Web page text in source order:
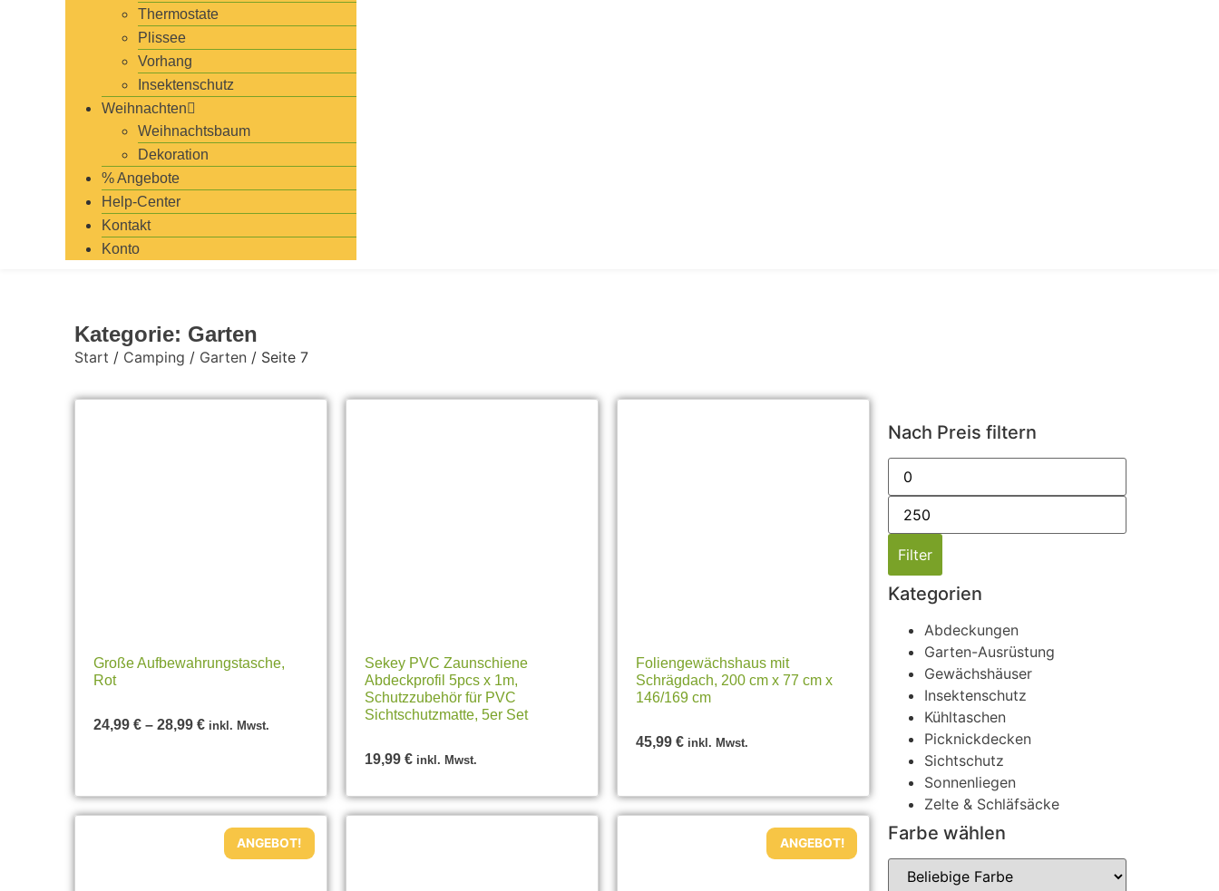
Thermostate
Plissee
Vorhang
Insektenschutz
Weihnachten
Weihnachtsbaum
Dekoration
% Angebote
Help-Center
Kontakt
Konto
Kategorie: Garten
Start / Camping / Garten / Seite 7
Große Aufbewahrungstasche,
Rot
24,99 € – 28,99 € inkl. Mwst.
Sekey PVC Zaunschiene
Abdeckprofil 5pcs x 1m,
Schutzzubehör für PVC
Sichtschutzmatte, 5er Set
19,99€ inkl. Mwst.
Foliengewächshaus mit
Schrägdach, 200 cm x 77 cm x
146/169 cm
45,99€ inkl. Mwst.
ANGEBOT! ANGEBOT!
Nach Preis filtern
Filter
Kategorien
Abdeckungen
Garten-Ausrüstung
Gewächshäuser
Insektenschutz
Kühltaschen
Picknickdecken
Sichtschutz
Sonnenliegen
Zelte & Schläfsäcke
Farbe wählen